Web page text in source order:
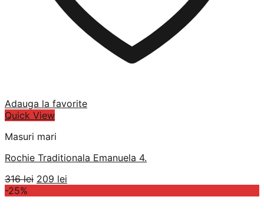
Adauga la favorite
Quick View
Masuri mari
Rochie Traditionala Emanuela 4.
316lei Prețul
209 lei
-25%